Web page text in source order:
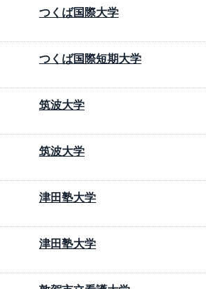
つくば国際大学
つくば国際短期大学
筑波大学
筑波大学
津田塾大学
津田塾大学